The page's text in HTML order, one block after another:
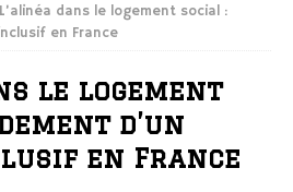
L’alinéa dans le logement social :
en France
le logement
d’un
en France